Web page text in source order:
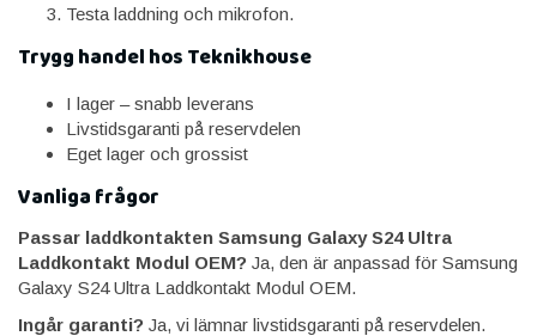
Testa laddning och mikrofon.
Trygg handel hos Teknikhouse
I lager – snabb leverans
Livstidsgaranti på reservdelen
Eget lager och grossist
Vanliga frågor
Passar laddkontakten Samsung Galaxy S24 Ultra
Laddkontakt Modul OEM? Ja, den är anpassad för Samsung
Galaxy S24 Ultra Laddkontakt Modul OEM.
Ingår garanti? Ja, vi lämnar livstidsgaranti på reservdelen.